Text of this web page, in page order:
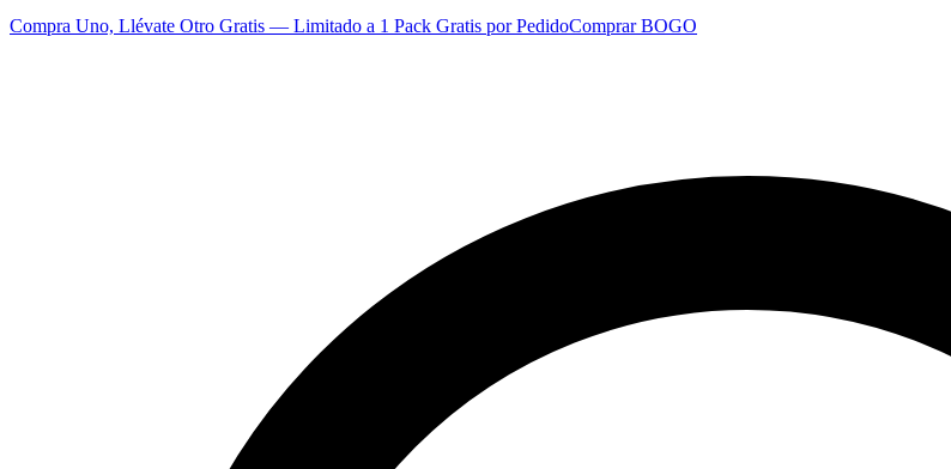
Compra Uno, Llévate Otro Gratis — Limitado a 1 Pack Gratis por PedidoComprar BOGO